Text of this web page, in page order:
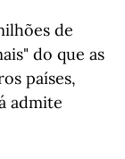
de
do que as
países,
admite